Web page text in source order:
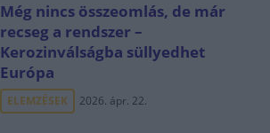
Még nincs összeomlás, de már
recseg a rendszer –
Kerozinválságba süllyedhet
Európa
ELEMZÉSEK 2026. ápr. 22.